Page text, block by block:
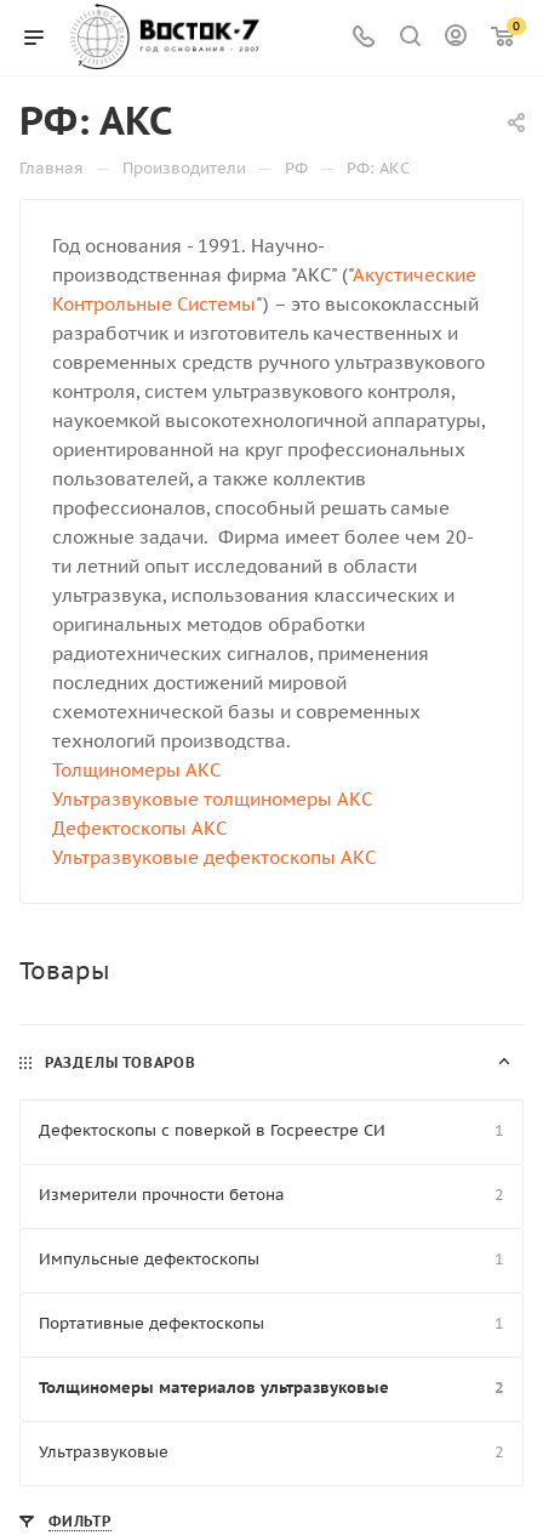
0
РФ: АКС
Главная — Производители — РФ — РФ: АКС
Год основания - 1991. Научно-
производственная фирма "АКС" ("Акустические
Контрольные Системы") – это высококлассный
разработчик и изготовитель качественных и
современных средств ручного ультразвукового
контроля, систем ультразвукового контроля,
наукоемкой высокотехнологичной аппаратуры,
ориентированной на круг профессиональных
пользователей, а также коллектив
профессионалов, способный решать самые
сложные задачи. Фирма имеет более чем 20-
ти летний опыт исследований в области
ультразвука, использования классических и
оригинальных методов обработки
радиотехнических сигналов, применения
последних достижений мировой
схемотехнической базы и современных
технологий производства.
Толщиномеры АКС
Ультразвуковые толщиномеры АКС
Дефектоскопы АКС
Ультразвуковые дефектоскопы АКС
Товары
РАЗДЕЛЫ ТОВАРОВ
Дефектоскопы с поверкой в Госреестре СИ 1
Измерители прочности бетона 2
Импульсные дефектоскопы 1
Портативные дефектоскопы 1
Толщиномеры материалов ультразвуковые 2
Ультразвуковые 2
ФИЛЬТР